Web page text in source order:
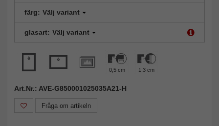
färg: Välj variant
glasart: Välj variant
0,5 cm 1,3 cm
Art.Nr.: AVE-G850001025035A21-H
Fråga om artikeln